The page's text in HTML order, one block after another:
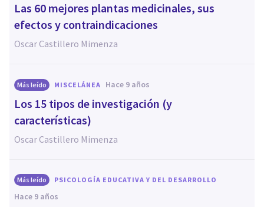
Las 60 mejores plantas medicinales, sus
efectos y contraindicaciones
Oscar Castillero Mimenza
Más leído MISCELÁNEA hace 9 años
Los 15 tipos de investigación (y
características)
Oscar Castillero Mimenza
Más leído PSICOLOGÍA EDUCATIVA Y DEL DESARROLLO
hace 9 años